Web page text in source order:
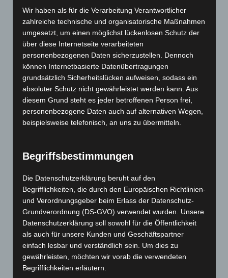
Gebiet. Menschen, die ihr Wissen und ihre
Erfahrung in unser Unternehmen einbringen und
weiterentwickeln. Dafür ist eine gesunde
Mischung aus der Erfahrung langjähriger
Mitarbeiter und der Dynamik junger Mitarbeiter
sehr wichtig. Als Team setzen wir auf kurze Wege,
klare Verantwortlichkeiten und effiziente
Schnittstellen.
Ihre Ansprechpartner
Unsere Mitarbeiter sind belastbare Teamplayer mit
viel Spaß an der Arbeit…
Zu den Ansprechpartnern
Wir haben als für die Verarbeitung Verantwortlicher
zahlreiche technische und organisatorische Maßnahmen
umgesetzt, um einen möglichst lückenlosen Schutz der
über diese Internetseite verarbeiteten
personenbezogenen Daten sicherzustellen. Dennoch
können Internetbasierte Datenübertragungen
grundsätzlich Sicherheitslücken aufweisen, sodass ein
absoluter Schutz nicht gewährleistet werden kann. Aus
diesem Grund steht es jeder betroffenen Person frei,
personenbezogene Daten auch auf alternativen Wegen,
beispielsweise telefonisch, an uns zu übermitteln.
Begriffsbestimmungen
Die Datenschutzerklärung beruht auf den
Begrifflichkeiten, die durch den Europäischen Richtlinien-
und Verordnungsgeber beim Erlass der Datenschutz-
Grundverordnung (DS-GVO) verwendet wurden. Unsere
Datenschutzerklärung soll sowohl für die Öffentlichkeit
als auch für unsere Kunden und Geschäftspartner
einfach lesbar und verständlich sein. Um dies zu
gewährleisten, möchten wir vorab die verwendeten
Begrifflichkeiten erläutern.